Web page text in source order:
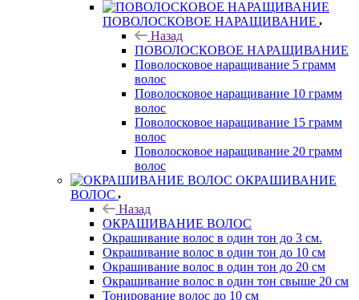
ПОВОЛОСКОВОЕ НАРАЩИВАНИЕ
Назад
ПОВОЛОСКОВОЕ НАРАЩИВАНИЕ
Поволосковое наращивание 5 грамм
волос
Поволосковое наращивание 10 грамм
волос
Поволосковое наращивание 15 грамм
волос
Поволосковое наращивание 20 грамм
волос
ОКРАШИВАНИЕ
ВОЛОС
Назад
ОКРАШИВАНИЕ ВОЛОС
Окрашивание волос в один тон до 3 см.
Окрашивание волос в один тон до 10 см
Окрашивание волос в один тон до 20 см
Окрашивание волос в один тон свыше 20 см
Тонирование волос до 10 см